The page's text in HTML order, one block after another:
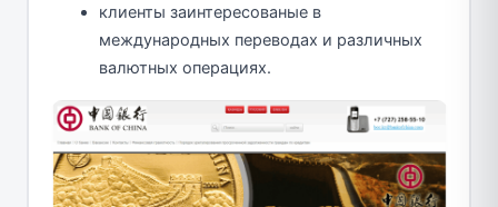
клиенты заинтересованые в
международных переводах и различных
валютных операциях.